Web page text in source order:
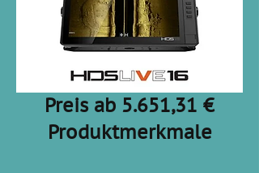
Preis ab 5.651,31 €
Produktmerkmale